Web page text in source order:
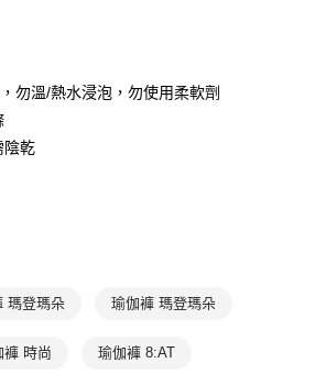
】
商品之後才付款」的支付方式。 讓您購物簡單
不需綁卡、不需儲值。
簡訊認證，即可結帳。
務後，再付款。
流程】
先享後付」後，將跳轉至「AFTEE先享後付」
式進行付款，方視為交易完成。
下不需立刻繳費，但若您需要取消訂單，請聯絡
家同意取消之訂單仍視為有效，需透過AFTEE先享
取消欲退款等相關疑問，請聯繫「AFTEE先享後付
以PackAge+配客嘉循環箱包裝寄出
含以上)免運費
含以上)免運費
含以上)免運費
勿溫/熱水浸泡，勿使用柔軟劑
陰乾
瑪登瑪朵 瑜伽褲 瑪登瑪朵
褲 時尚 瑜伽褲 8:AT